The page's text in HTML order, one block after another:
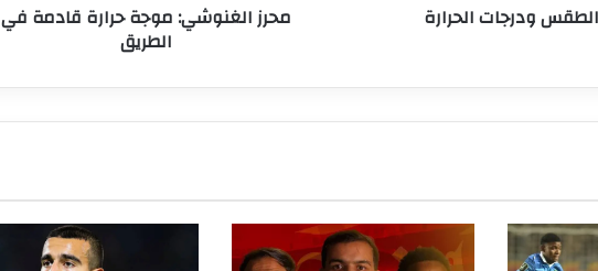
الطقس ودرجات الحرارة محرز الغنوشي: موجة حرارة قادمة في
الطريق